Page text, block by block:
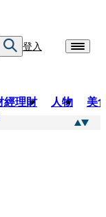
登入
經理財 人物 美